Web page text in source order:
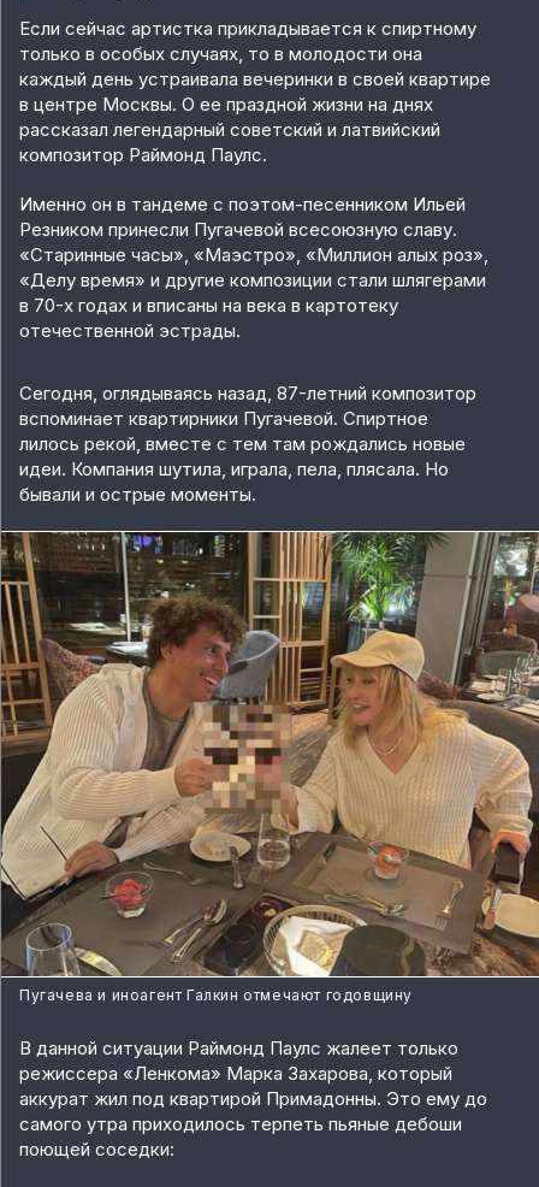
Если сейчас артистка прикладывается к спиртному
только в особых случаях, то в молодости она
каждый день устраивала вечеринки в своей квартире
в центре Москвы. О ее праздной жизни на днях
рассказал легендарный советский и латвийский
композитор Раймонд Паулс.
Именно он в тандеме с поэтом-песенником Ильей
Резником принесли Пугачевой всесоюзную славу.
«Старинные часы», «Маэстро», «Миллион алых роз»,
«Делу время» и другие композиции стали шлягерами
в 70-х годах и вписаны на века в картотеку
отечественной эстрады.
Сегодня, оглядываясь назад, 87-летний композитор
вспоминает квартирники Пугачевой. Спиртное
лилось рекой, вместе с тем там рождались новые
идеи. Компания шутила, играла, пела, плясала. Но
бывали и острые моменты.
Пугачева и иноагент Галкин отмечают годовщину
В данной ситуации Раймонд Паулс жалеет только
режиссера «Ленкома» Марка Захарова, который
аккурат жил под квартирой Примадонны. Это ему до
самого утра приходилось терпеть пьяные дебоши
поющей соседки: